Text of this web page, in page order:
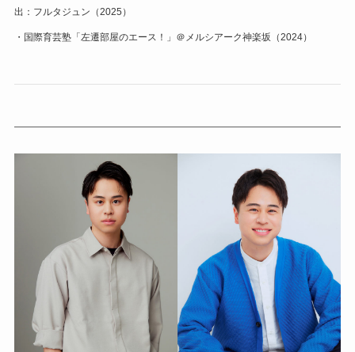
出：フルタジュン（2025）
・国際育芸塾「左遷部屋のエース！」＠メルシアーク神楽坂（2024）